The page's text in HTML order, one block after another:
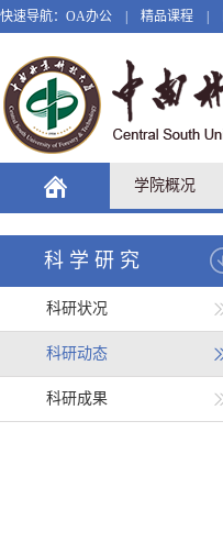
快速导航： OA办公 精品课程
学院概况
科学研究
科研状况
科研动态
科研成果